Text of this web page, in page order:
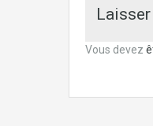
Vous devez